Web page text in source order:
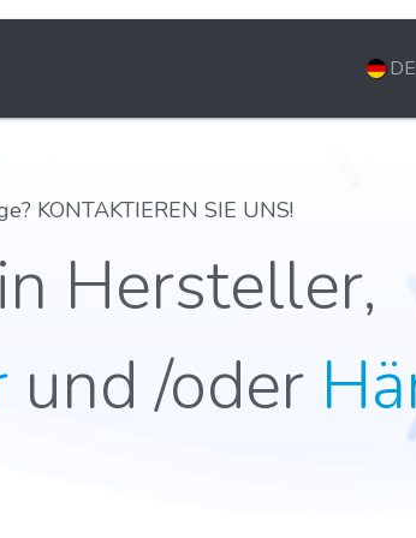
DE
KONTAKTIEREN SIE UNS!
Hersteller,
und /oder